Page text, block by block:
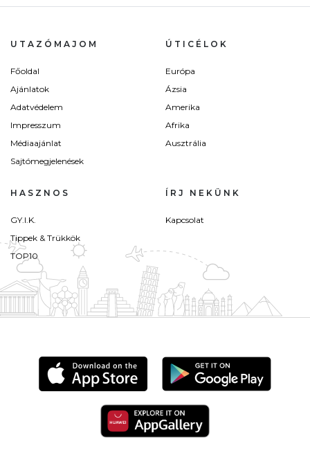
UTAZÓMAJOM
Főoldal
Ajánlatok
Adatvédelem
Impresszum
Médiaajánlat
Sajtómegjelenések
ÚTICÉLOK
Európa
Ázsia
Amerika
Afrika
Ausztrália
HASZNOS
GY.I.K.
Tippek & Trükkök
TOP10
ÍRJ NEKÜNK
Kapcsolat